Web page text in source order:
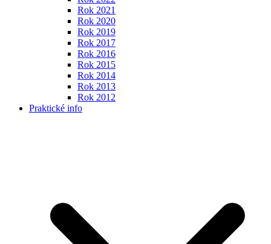
Rok 2021
Rok 2020
Rok 2019
Rok 2017
Rok 2016
Rok 2015
Rok 2014
Rok 2013
Rok 2012
Praktické info